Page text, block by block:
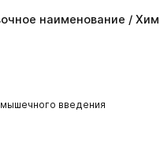
наименование /
введения